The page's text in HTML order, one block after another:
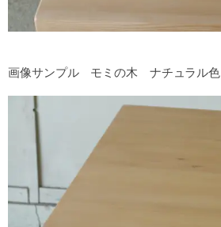
画像サンプル モミの木 ナチュラル色